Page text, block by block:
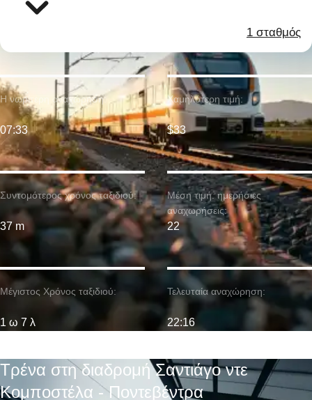
1 σταθμός
Συντομότερος χρόνος ταξιδιού:
37 m
Η νωρίτερη αναχώρηση:
07:33
Μέγιστος Χρόνος ταξιδιού:
1 ω 7 λ
Χαμηλότερη τιμή:
$33
Μέση τιμή. ημερήσιες
αναχωρήσεις:
22
Τελευταία αναχώρηση:
22:16
Τρένα στη διαδρομή Σαντιάγο ντε
Κομποστέλα - Ποντεβέντρα